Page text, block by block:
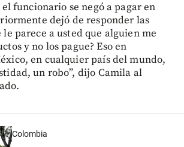
funcionario se negó a pagar en
dejó de responder las
le parece a usted que alguien me
y no los pague? Eso en
en cualquier país del mundo,
un robo”, dijo Camila al
Colombia